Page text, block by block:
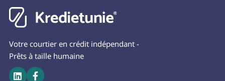
Votre courtier en crédit indépendant -
Prêts à taille humaine
 